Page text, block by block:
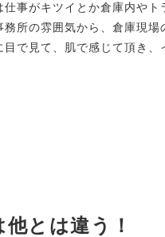
事がキツイとか倉庫内やト
所の雰囲気から、倉庫現場
で見て、肌で感じて頂き、
とは違う！